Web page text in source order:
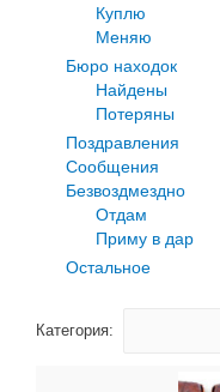
Куплю
Меняю
Бюро находок
Найдены
Потеряны
Поздравления
Сообщения
Безвоздмездно
Отдам
Приму в дар
Остальное
Категория: